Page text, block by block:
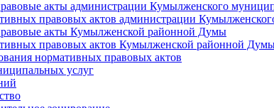
акты администрации Кумылженского
правовых актов администрации
акты Кумылженской районной Думы
правовых актов Кумылженской районной
нормативных правовых актов
услуг